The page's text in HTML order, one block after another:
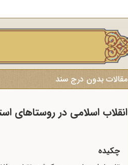
مقالات بدون درج سند
انقلاب اسلامی در روستاهای
چکیده